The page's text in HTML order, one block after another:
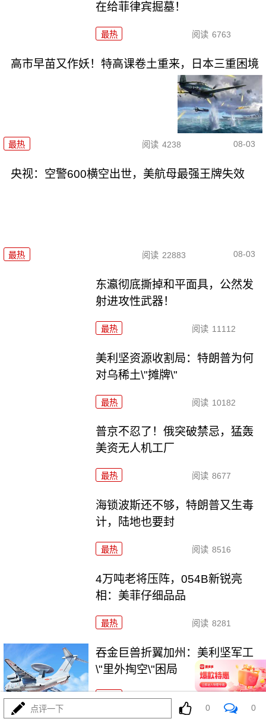
在给菲律宾掘墓！
最热 阅读 6763
高市早苗又作妖！特高课卷土重来，日本三重困境
最热 阅读 4238 08-03
央视：空警600横空出世，美航母最强王牌失效
最热 阅读 22883 08-03
东瀛彻底撕掉和平面具，公然发
射进攻性武器！
最热 阅读 11112
美利坚资源收割局：特朗普为何
对乌稀土\"摊牌\"
最热 阅读 10182
普京不忍了！俄突破禁忌，猛轰
美资无人机工厂
最热 阅读 8677
海锁波斯还不够，特朗普又生毒
计，陆地也要封
最热 阅读 8516
4万吨老将压阵，054B新锐亮
相：美菲仔细品品
最热 阅读 8281
吞金巨兽折翼加州：美利坚军工
\"里外掏空\"困局
最热
点评一下 0 0